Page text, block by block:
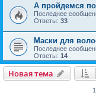
А пройдемся
Последнее
Ответы: 33
Маски для
Последнее
Ответы: 14
Новая тема